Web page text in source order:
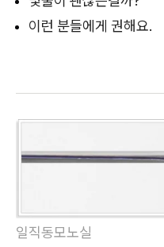
이런 분들에게 권해요.
일직동모노실